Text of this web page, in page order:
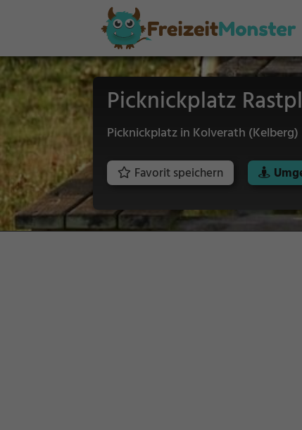
Picknickplatz
Picknickplatz in Kolverath (Kelberg)
Favorit speichern